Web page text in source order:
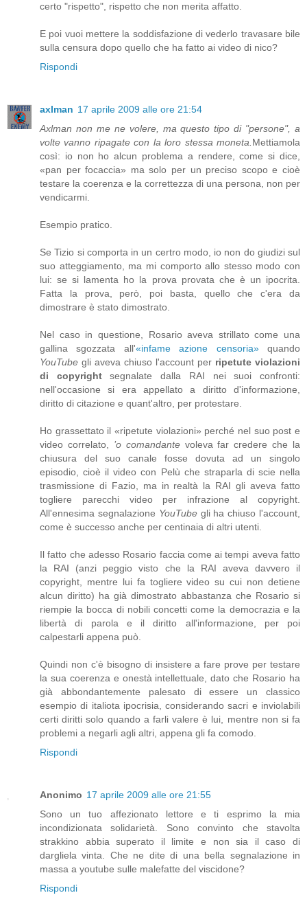
certo "rispetto", rispetto che non merita affatto.
E poi vuoi mettere la soddisfazione di vederlo travasare bile
sulla censura dopo quello che ha fatto ai video di nico?
Rispondi
axlman 17 aprile 2009 alle ore 21:54
Axlman non me ne volere, ma questo tipo di "persone", a
volte vanno ripagate con la loro stessa moneta.Mettiamola
così: io non ho alcun problema a rendere, come si dice,
«pan per focaccia» ma solo per un preciso scopo e cioè
testare la coerenza e la correttezza di una persona, non per
vendicarmi.
Esempio pratico.
Se Tizio si comporta in un certro modo, io non do giudizi sul
suo atteggiamento, ma mi comporto allo stesso modo con
lui: se si lamenta ho la prova provata che è un ipocrita.
Fatta la prova, però, poi basta, quello che c'era da
dimostrare è stato dimostrato.
Nel caso in questione, Rosario aveva strillato come una
gallina sgozzata all'«infame azione censoria»quando
YouTube gli aveva chiuso l'account per ripetute violazioni
di copyrightsegnalate dalla RAI nei suoi confronti:
nell'occasione si era appellato a diritto d'informazione,
diritto di citazione e quant'altro, per protestare.
Ho grassettato il «ripetute violazioni» perché nel suo post e
video correlato, ’o comandantevoleva far credere che la
chiusura del suo canale fosse dovuta ad un singolo
episodio, cioè il video con Pelù che straparla di scie nella
trasmissione di Fazio, ma in realtà la RAI gli aveva fatto
togliere parecchi video per infrazione al copyright.
All'ennesima segnalazione YouTubegli ha chiuso l'account,
come è successo anche per centinaia di altri utenti.
Il fatto che adesso Rosario faccia come ai tempi aveva fatto
la RAI (anzi peggio visto che la RAI aveva davvero il
copyright, mentre lui fa togliere video su cui non detiene
alcun diritto) ha già dimostrato abbastanza che Rosario si
riempie la bocca di nobili concetti come la democrazia e la
libertà di parola e il diritto all'informazione, per poi
calpestarli appena può.
Quindi non c'è bisogno di insistere a fare prove per testare
la sua coerenza e onestà intellettuale, dato che Rosario ha
già abbondantemente palesato di essere un classico
esempio di italiota ipocrisia, considerando sacri e inviolabili
certi diritti solo quando a farli valere è lui, mentre non si fa
problemi a negarli agli altri, appena gli fa comodo.
Rispondi
Anonimo 17 aprile 2009 alle ore 21:55
Sono un tuo affezionato lettore e ti esprimo la mia
incondizionata solidarietà. Sono convinto che stavolta
strakkino abbia superato il limite e non sia il caso di
dargliela vinta. Che ne dite di una bella segnalazione in
massa a youtube sulle malefatte del viscidone?
Rispondi